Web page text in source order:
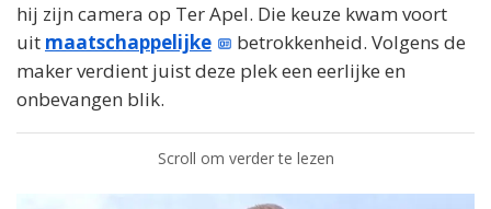
hij zijn camera op Ter Apel. Die keuze kwam voort
uit maatschappelijke
betrokkenheid. Volgens de
maker verdient juist deze plek een eerlijke en
onbevangen blik.
Scroll om verder te lezen